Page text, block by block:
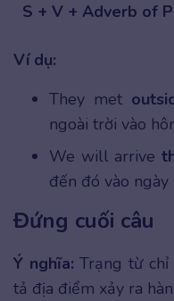
S + V + Adverb of
Ví dụ:
They met
ngoài trời vào
We will arrive
đến đó vào ngày
Đứng cuối câu
Ý nghĩa: Trạng từ
tả địa điểm xảy ra